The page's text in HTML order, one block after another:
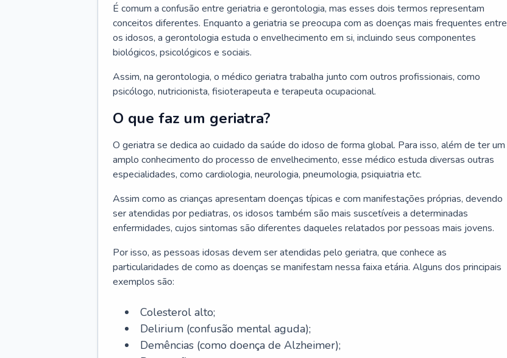
É comum a confusão entre geriatria e gerontologia, mas esses dois termos representam
conceitos diferentes. Enquanto a geriatria se preocupa com as doenças mais frequentes entre
os idosos, a gerontologia estuda o envelhecimento em si, incluindo seus componentes
biológicos, psicológicos e sociais.
Assim, na gerontologia, o médico geriatra trabalha junto com outros profissionais, como
psicólogo, nutricionista, fisioterapeuta e terapeuta ocupacional.
O que faz um geriatra?
O geriatra se dedica ao cuidado da saúde do idoso de forma global. Para isso, além de ter um
amplo conhecimento do processo de envelhecimento, esse médico estuda diversas outras
especialidades, como cardiologia, neurologia, pneumologia, psiquiatria etc.
Assim como as crianças apresentam doenças típicas e com manifestações próprias, devendo
ser atendidas por pediatras, os idosos também são mais suscetíveis a determinadas
enfermidades, cujos sintomas são diferentes daqueles relatados por pessoas mais jovens.
Por isso, as pessoas idosas devem ser atendidas pelo geriatra, que conhece as
particularidades de como as doenças se manifestam nessa faixa etária. Alguns dos principais
exemplos são:
Colesterol alto;
Delirium (confusão mental aguda);
Demências (como doença de Alzheimer);